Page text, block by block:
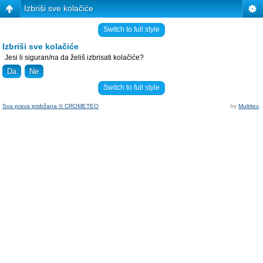
Izbriši sve kolačiće
Switch to full style
Izbriši sve kolačiće
Jesi li siguran/na da želiš izbrisati kolačiće?
Switch to full style
Sva prava pridržana © CROMETEO by Multitex